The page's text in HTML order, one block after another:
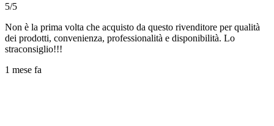
5/5
Non è la prima volta che acquisto da questo rivenditore per qualità
dei prodotti, convenienza, professionalità e disponibilità. Lo
straconsiglio!!!
1 mese fa